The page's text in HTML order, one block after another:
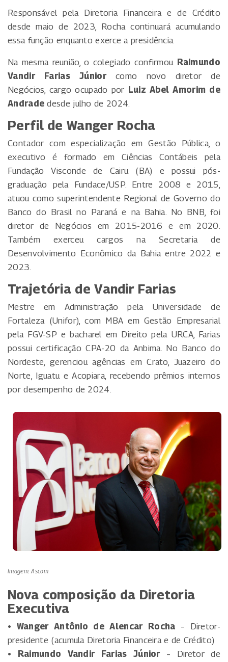
Responsável pela Diretoria Financeira e de Crédito
desde maio de 2023, Rocha continuará acumulando
essa função enquanto exerce a presidência.
Na mesma reunião, o colegiado confirmou Raimundo
Vandir Farias Júniorcomo novo diretor de
Negócios, cargo ocupado por Luiz Abel Amorim de
Andrade desde julho de 2024.
Perfil de Wanger Rocha
Contador com especialização em Gestão Pública, o
executivo é formado em Ciências Contábeis pela
Fundação Visconde de Cairu (BA) e possui pós-
graduação pela Fundace/USP. Entre 2008 e 2015,
atuou como superintendente Regional de Governo do
Banco do Brasil no Paraná e na Bahia. No BNB, foi
diretor de Negócios em 2015-2016 e em 2020.
Também exerceu cargos na Secretaria de
Desenvolvimento Econômico da Bahia entre 2022 e
2023.
Trajetória de Vandir Farias
Mestre em Administração pela Universidade de
Fortaleza (Unifor), com MBA em Gestão Empresarial
pela FGV-SP e bacharel em Direito pela URCA, Farias
possui certificação CPA-20 da Anbima. No Banco do
Nordeste, gerenciou agências em Crato, Juazeiro do
Norte, Iguatu e Acopiara, recebendo prêmios internos
por desempenho de 2024.
Imagem: Ascom
Nova composição da Diretoria
Executiva
• Wanger Antônio de Alencar Rocha – Diretor-
presidente (acumula Diretoria Financeira e de Crédito)
• Raimundo Vandir Farias Júnior– Diretor de